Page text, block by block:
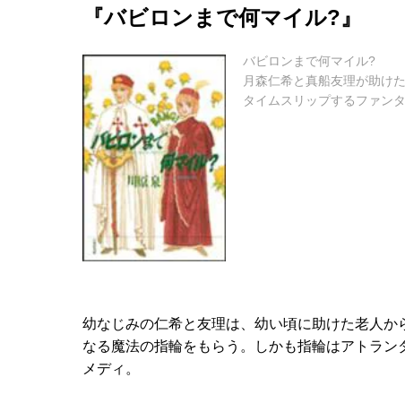
『バビロンまで何マイル?』
バビロンまで何マイル?
月森仁希と真船友理が助け
タイムスリップするファンタ
幼なじみの仁希と友理は、幼い頃に助けた老人
なる魔法の指輪をもらう。しかも指輪はアトラ
メディ。